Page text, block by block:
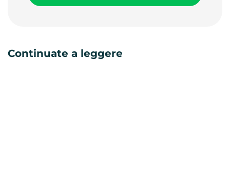
Continuate a leggere